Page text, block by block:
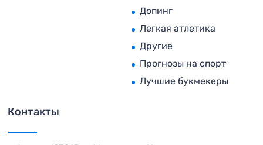
Допинг
Легкая атлетика
Другие
Прогнозы на спорт
Лучшие букмекеры
Контакты